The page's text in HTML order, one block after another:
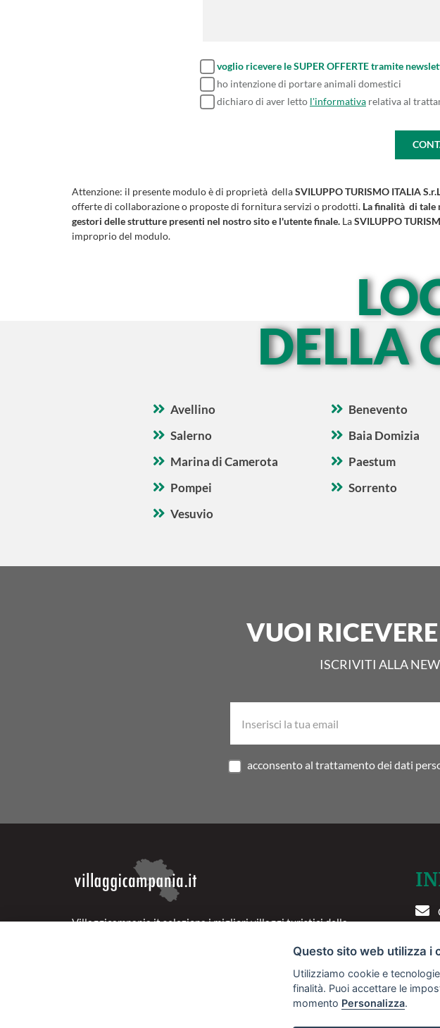
voglio ricevere le SUPER OFFERTE tramite
ho intenzione di portare animali domestici
dichiaro di aver letto l'informativa relativa al
Attenzione: il presente modulo è di proprietà dellaSVILUPPO TURISMO ITALIA
offerte di collaborazione o proposte di fornitura servizi o prodotti. La finalità di tale
gestori delle strutture presenti nel nostro sito e l'utente finale. LaSVILUPPO
improprio del modulo.
DELLA
Avellino Benevento
Salerno
Baia Domizia
Marina di Camerota
Paestum
Pompei
Sorrento
Vesuvio
VUOI
ISCRIVITI ALLA
acconsento al trattamento dei dati
Villaggicampania.it seleziona i migliori villaggi turistici della
strutture sono scelte accuratamente per garantire servizi
d'eccellenza a prezzi super vantaggiosi. Naviga nella nostra
sezione Super Offerte per cogliere al volo le proposte più
convenienti della Campania pensate appositamente per te.
Questo sito web utilizza i
Utilizziamo cookie e
finalità. Puoi accettare le
momento Personalizza.